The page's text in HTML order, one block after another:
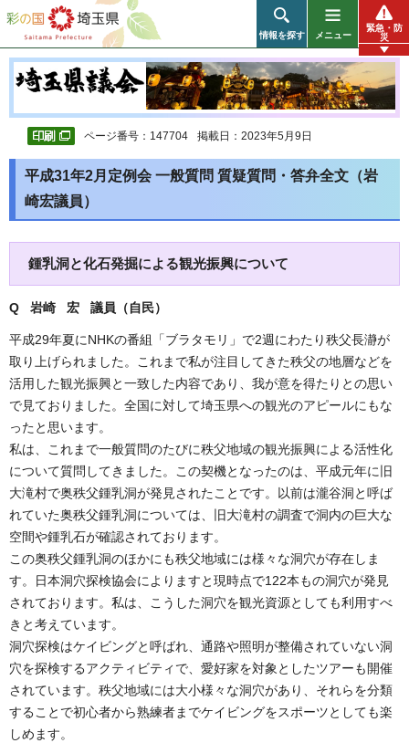
彩の国 埼玉県
情報を探す メニュー
緊急・防
災
ページ番号：147704 掲載日：2023年5月9日
平成31年2月定例会 一般質問 質疑質問・答弁全文（岩
崎宏議員）
鍾乳洞と化石発掘による観光振興について
Q 岩崎 宏 議員（自民）
平成29年夏にNHKの番組「ブラタモリ」で2週にわたり秩父長瀞が
取り上げられました。これまで私が注目してきた秩父の地層などを
活用した観光振興と一致した内容であり、我が意を得たりとの思い
で見ておりました。全国に対して埼玉県への観光のアピールにもな
ったと思います。
私は、これまで一般質問のたびに秩父地域の観光振興による活性化
について質問してきました。この契機となったのは、平成元年に旧
大滝村で奥秩父鍾乳洞が発見されたことです。以前は瀧谷洞と呼ば
れていた奥秩父鍾乳洞については、旧大滝村の調査で洞内の巨大な
空間や鍾乳石が確認されております。
この奥秩父鍾乳洞のほかにも秩父地域には様々な洞穴が存在しま
す。日本洞穴探検協会によりますと現時点で122本もの洞穴が発見
されております。私は、こうした洞穴を観光資源としても利用すべ
きと考えています。
洞穴探検はケイビングと呼ばれ、通路や照明が整備されていない洞
穴を探検するアクティビティで、愛好家を対象としたツアーも開催
されています。秩父地域には大小様々な洞穴があり、それらを分類
することで初心者から熟練者までケイビングをスポーツとしても楽
しめます。